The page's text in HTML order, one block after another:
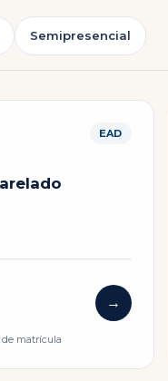
Semipresencial
EAD
→
matrícula